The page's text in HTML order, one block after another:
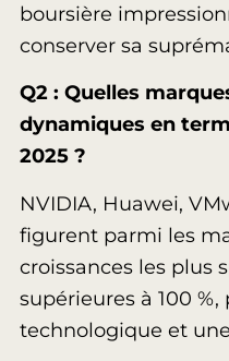
boursière
conserver sa
Q2 : Quelles
dynamiques en
2025 ?
NVIDIA, Huawei,
figurent parmi les
croissances les plus
supérieures à 100
technologique et